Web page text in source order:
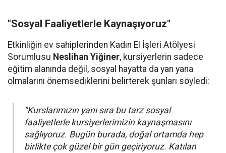
"Sosyal Faaliyetlerle Kaynaşıyoruz"
Etkinliğin ev sahiplerinden Kadın El İşleri Atölyesi
Sorumlusu Neslihan Yiğiner, kursiyerlerin sadece
eğitim alanında değil, sosyal hayatta da yan yana
olmalarını önemsediklerini belirterek şunları söyledi:
"Kurslarımızın yanı sıra bu tarz sosyal
faaliyetlerle kursiyerlerimizin kaynaşmasını
sağlıyoruz. Bugün burada, doğal ortamda hep
birlikte çok güzel bir gün geçiriyoruz. Katılan